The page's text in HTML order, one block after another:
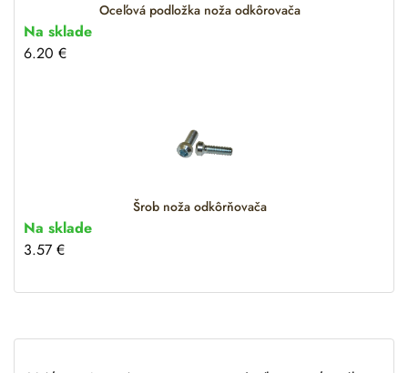
Oceľová podložka noža odkôrovača
Na sklade
6.20 €
Šrob noža odkôrňovača
Na sklade
3.57 €